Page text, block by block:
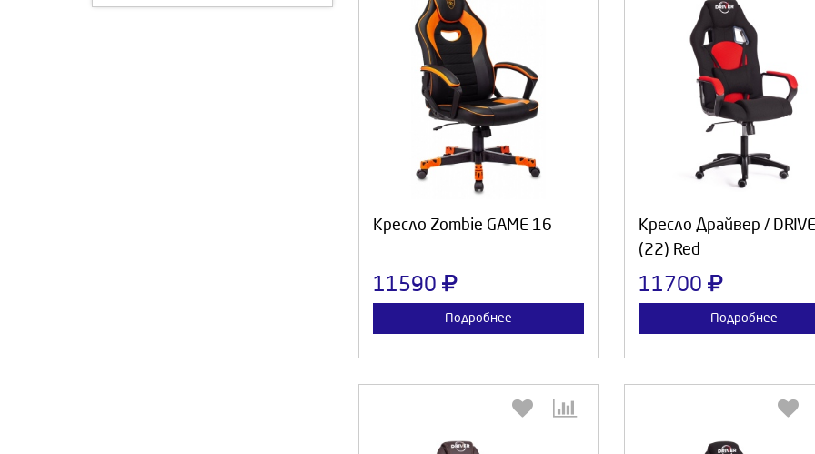
Кресло Zombie GAME 16
11590
Подробнее
Выберите количество:
Продолжить
Кресло Драйвер /
(22) Red
11700
Подробнее
Выберите количество:
Продолжить